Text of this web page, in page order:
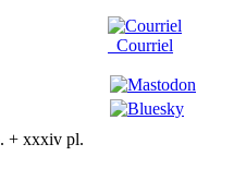
+ xxxiv pl.
Courriel